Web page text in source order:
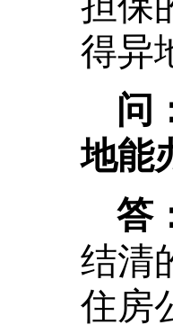
得异
问
地能
答
结清
住房